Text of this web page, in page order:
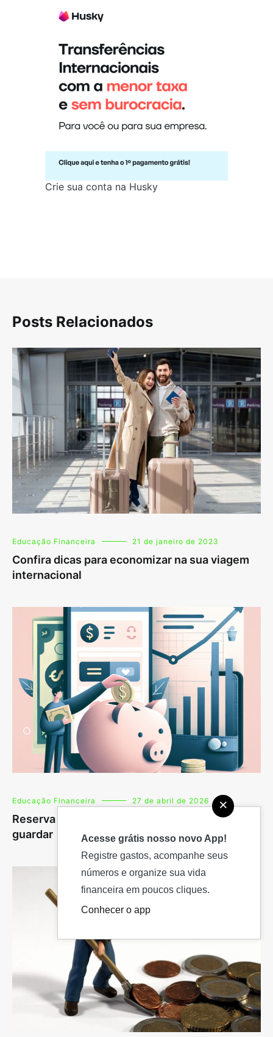
Crie sua conta na Husky
Posts Relacionados
Educação Financeira 21 de janeiro de 2023
Confira dicas para economizar na sua viagem
internacional
Educação Financeira 27 de abril de 2026
Reserva de emergência: onde investir e quanto
guardar
×
Acesse grátis nosso novo App!
Registre gastos, acompanhe seus
números e organize sua vida
financeira em poucos cliques.
Conhecer o app